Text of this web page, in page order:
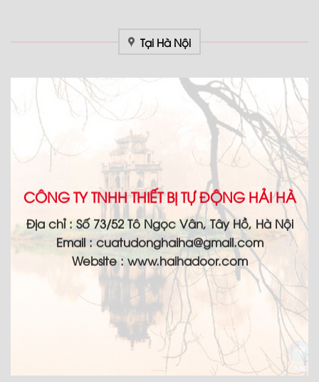
Tại Hà Nội
CÔNG TY TNHH THIẾT BỊ TỰ ĐỘNG HẢI HÀ
Địa chỉ :Số 73/52 Tô Ngọc Vân, Tây Hồ, Hà Nội
Email :cuatudonghaiha@gmail.com
Website : www.haihadoor.com